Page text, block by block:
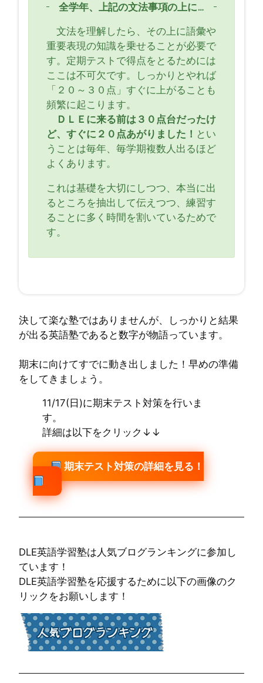
全学年、上記の文法事項の上に…
文法を理解したら、その上に語彙や
重要表現の知識を乗せることが必要で
す。定期テストで得点をとるためには
ここは不可欠です。しっかりとやれば
「２０～３０点」すぐに上がることも
頻繁に起こります。
ＤＬＥに来る前は３０点台だったけ
ど、すぐに２０点あがりました！ とい
うことは毎年、毎学期複数人出るほど
よくあります。
これは基礎を大切にしつつ、本当に出
るところを抽出して伝えつつ、練習す
ることに多く時間を割いているためで
す。
決して楽な塾ではありませんが、しっかりと結果
が出る英語塾であると数字が物語っています。
期末に向けてすでに動き出しました！早めの準備
をしてきましょう。
11/17(日)に期末テスト対策を行いま
す。
詳細は以下をクリック↓↓
期末テスト対策の詳細を見る！
DLE英語学習塾は人気ブログランキングに参加し
ています！
DLE英語学習塾を応援するために以下の画像のク
リックをお願いします！